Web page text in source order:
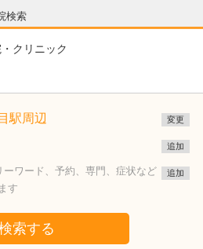
検索
クリニック
駅周辺 変更
追加
ーワード、予約、専門、症状など
す
追加
索する